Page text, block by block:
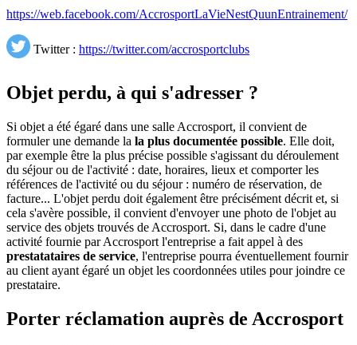
https://web.facebook.com/AccrosportLaVieNestQuunEntrainement/
Twitter : https://twitter.com/accrosportclubs
Objet perdu, à qui s'adresser ?
Si objet a été égaré dans une salle Accrosport, il convient de
formuler une demande la la plus documentée possible. Elle doit,
par exemple être la plus précise possible s'agissant du déroulement
du séjour ou de l'activité : date, horaires, lieux et comporter les
références de l'activité ou du séjour : numéro de réservation, de
facture... L'objet perdu doit également être précisément décrit et, si
cela s'avère possible, il convient d'envoyer une photo de l'objet au
service des objets trouvés de Accrosport. Si, dans le cadre d'une
activité fournie par Accrosport l'entreprise a fait appel à des
prestatataires de service, l'entreprise pourra éventuellement fournir
au client ayant égaré un objet les coordonnées utiles pour joindre ce
prestataire.
Porter réclamation auprès de Accrosport